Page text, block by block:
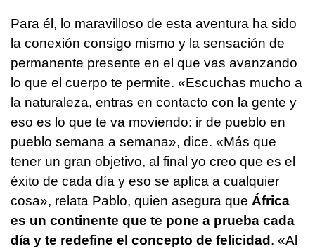
Para él, lo maravilloso de esta aventura ha sido
la conexión consigo mismo y la sensación de
permanente presente en el que vas avanzando
lo que el cuerpo te permite. «Escuchas mucho a
la naturaleza, entras en contacto con la gente y
eso es lo que te va moviendo: ir de pueblo en
pueblo semana a semana», dice. «Más que
tener un gran objetivo, al final yo creo que es el
éxito de cada día y eso se aplica a cualquier
cosa», relata Pablo, quien asegura que África
es un continente que te pone a prueba cada
día y te redefine el concepto de felicidad . «Al